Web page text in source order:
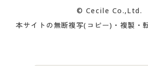
プレゼント＆キャンペーン サイトマ
ついて
忘れの場
© Cecile Co.,Ltd.
本サイトの無断複写(コピー)・複製・